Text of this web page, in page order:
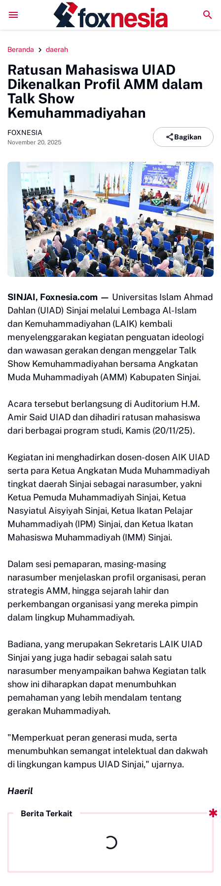
DPC GSNI Sinjai Gelar Sosialisasi Organisasi di Sejumlah
Beranda daerah
Ratusan Mahasiswa UIAD
Dikenalkan Profil AMM dalam
Talk Show
Kemuhammadiyahan
FOXNESIA
November 20, 2025
Bagikan
SINJAI, Foxnesia.com — Universitas Islam Ahmad
Dahlan (UIAD) Sinjai melalui Lembaga Al-Islam
dan Kemuhammadiyahan (LAIK) kembali
menyelenggarakan kegiatan penguatan ideologi
dan wawasan gerakan dengan menggelar Talk
Show Kemuhammadiyahan bersama Angkatan
Muda Muhammadiyah (AMM) Kabupaten Sinjai.
Acara tersebut berlangsung di Auditorium H.M.
Amir Said UIAD dan dihadiri ratusan mahasiswa
dari berbagai program studi, Kamis (20/11/25).
Kegiatan ini menghadirkan dosen-dosen AIK UIAD
serta para Ketua Angkatan Muda Muhammadiyah
tingkat daerah Sinjai sebagai narasumber, yakni
Ketua Pemuda Muhammadiyah Sinjai, Ketua
Nasyiatul Aisyiyah Sinjai, Ketua Ikatan Pelajar
Muhammadiyah (IPM) Sinjai, dan Ketua Ikatan
Mahasiswa Muhammadiyah (IMM) Sinjai.
Dalam sesi pemaparan, masing-masing
narasumber menjelaskan profil organisasi, peran
strategis AMM, hingga sejarah lahir dan
perkembangan organisasi yang mereka pimpin
dalam lingkup Muhammadiyah.
Badiana, yang merupakan Sekretaris LAIK UIAD
Sinjai yang juga hadir sebagai salah satu
narasumber menyampaikan bahwa Kegiatan talk
show ini diharapkan dapat menumbuhkan
pemahaman yang lebih mendalam tentang
gerakan Muhammadiyah.
"Memperkuat peran generasi muda, serta
menumbuhkan semangat intelektual dan dakwah
di lingkungan kampus UIAD Sinjai," ujarnya.
Haeril
Berita Terkait